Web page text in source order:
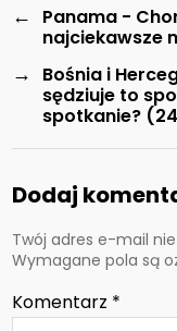
←
Panama -
najciekawsze
→
Bośnia i
sędziuje to
spotkanie?
Dodaj
Twój adres e-mail
Wymagane pola są
Komentarz *